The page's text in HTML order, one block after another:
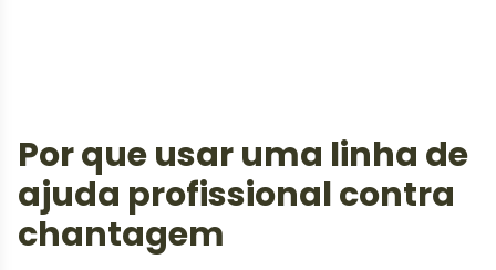
Por que usar uma linha de
ajuda profissional contra
chantagem